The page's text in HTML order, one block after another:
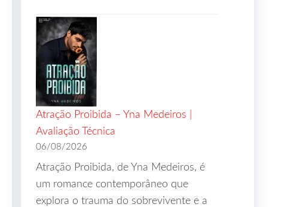
Atração Proibida – Yna Medeiros |
Avaliação Técnica
06/08/2026
Atração Proibida, de Yna Medeiros, é
um romance contemporâneo que
explora o trauma do sobrevivente e a